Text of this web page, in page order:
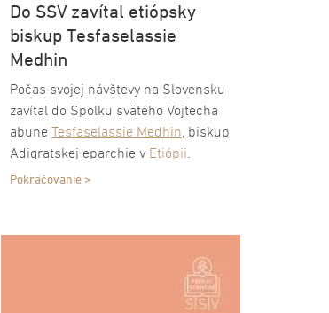
Do SSV zavítal etiópsky
biskup Tesfaselassie
Medhin
Počas svojej návštevy na Slovensku
zavítal do Spolku svätého Vojtecha
abuneTesfaselassie Medhin, biskup
Adigratskej eparchie v Etiópii.
„Cením si prácu, ktorú robí vaše
zohral Spolok svätého Vojtecha v
dejinách slovenského národa,"
povedal Tesfaselassie Medhin, ktorý
sa zároveň stal členom Spolku
Pokračovanie >